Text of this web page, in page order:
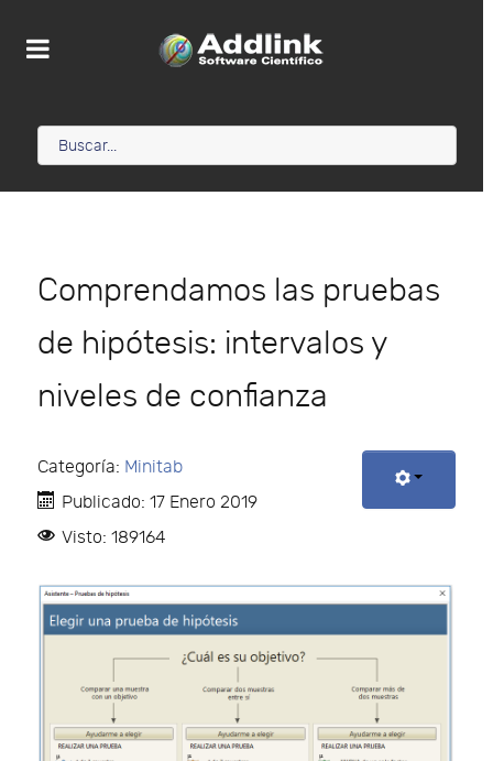
Comprendamos las pruebas
de hipótesis: intervalos y
niveles de confianza
Categoría: Minitab
Publicado: 17 Enero 2019
Visto: 189164